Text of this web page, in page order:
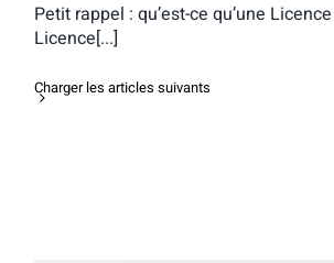
Petit rappel : qu’est-ce qu’une
Licence[...]
Charger les articles suivants